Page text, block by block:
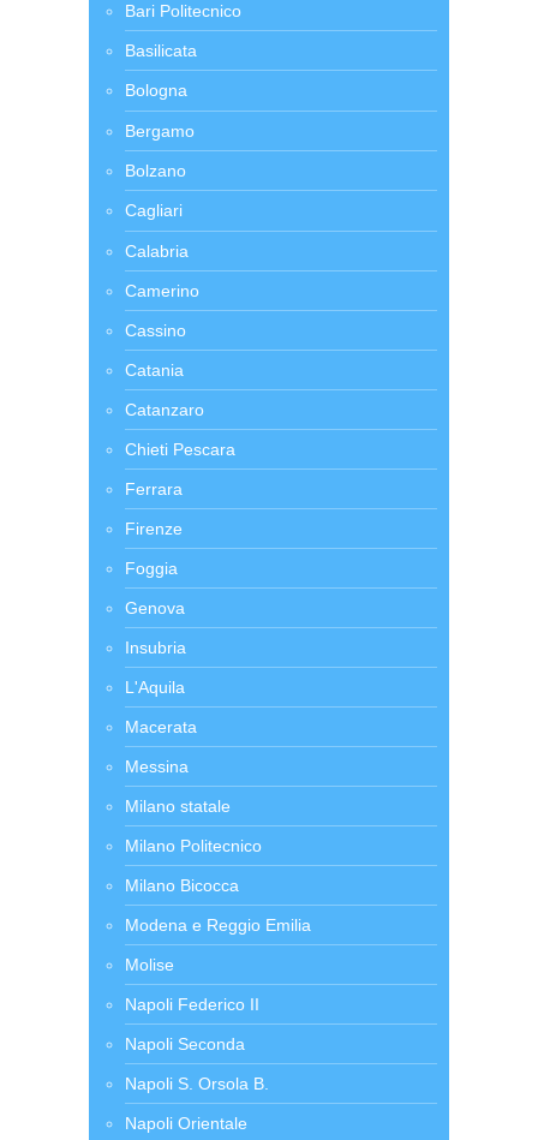
Bari Politecnico
Basilicata
Bologna
Bergamo
Bolzano
Cagliari
Calabria
Camerino
Cassino
Catania
Catanzaro
Chieti Pescara
Ferrara
Firenze
Foggia
Genova
Insubria
L'Aquila
Macerata
Messina
Milano statale
Milano Politecnico
Milano Bicocca
Modena e Reggio Emilia
Molise
Napoli Federico II
Napoli Seconda
Napoli S. Orsola B.
Napoli Orientale